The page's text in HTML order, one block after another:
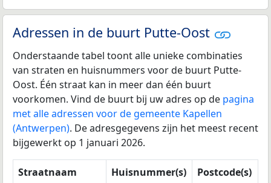
Adressen in de buurt Putte-Oost
Onderstaande tabel toont alle unieke combinaties
van straten en huisnummers voor de buurt Putte-
Oost. Één straat kan in meer dan één buurt
voorkomen. Vind de buurt bij uw adres op de pagina
met alle adressen voor de gemeente Kapellen
(Antwerpen). De adresgegevens zijn het meest recent
bijgewerkt op 1 januari 2026.
Straatnaam Huisnummer(s)
Postcode(s)